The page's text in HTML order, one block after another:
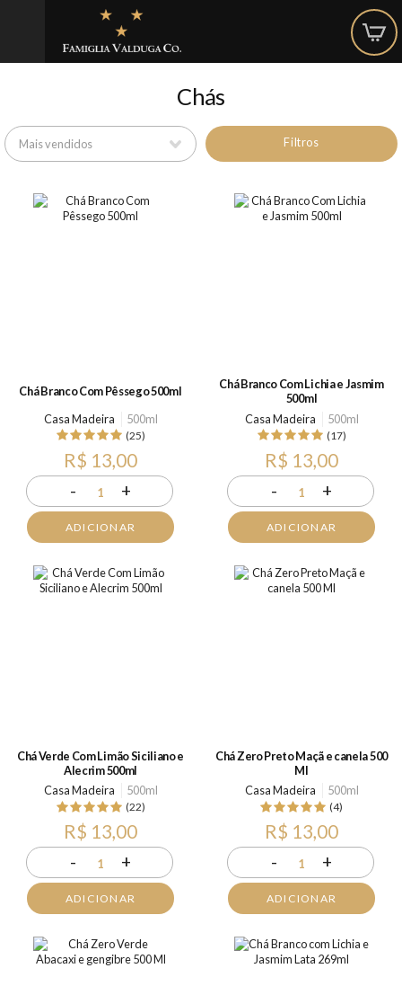
Chás
Filtros
Chá Branco Com Pêssego 500ml
Casa Madeira
500ml
(25)
R$ 13,00
- 1 +
ADICIONAR
Chá Branco Com Lichia e Jasmim
500ml
Casa Madeira
500ml
(17)
R$ 13,00
- 1 +
ADICIONAR
Chá Verde Com Limão Siciliano e
Alecrim 500ml
Casa Madeira
500ml
(22)
R$ 13,00
- 1 +
ADICIONAR
Chá Zero Preto Maçã e canela 500
Ml
Casa Madeira
500ml
(4)
R$ 13,00
- 1 +
ADICIONAR